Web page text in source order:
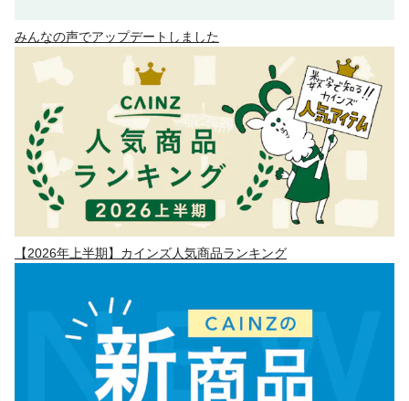
みんなの声でアップデートしました
【2026年上半期】カインズ人気商品ランキング